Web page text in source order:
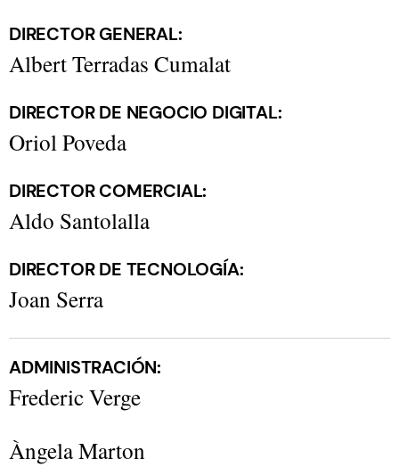
DIRECTOR GENERAL:
Albert Terradas Cumalat
DIRECTOR DE NEGOCIO DIGITAL:
Oriol Poveda
DIRECTOR COMERCIAL:
Aldo Santolalla
DIRECTOR DE TECNOLOGÍA:
Joan Serra
ADMINISTRACIÓN:
Frederic Verge
Àngela Marton